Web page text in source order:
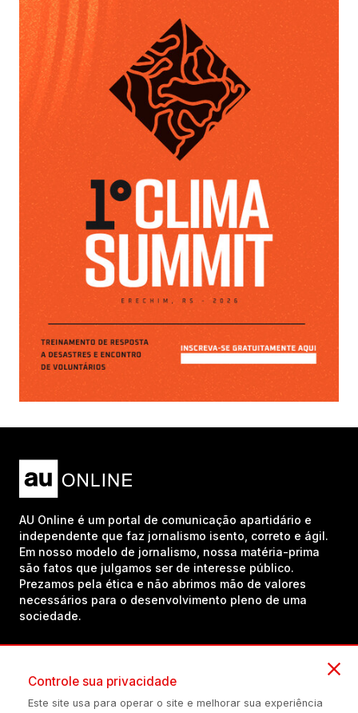
AU Online é um portal de comunicação apartidário e
independente que faz jornalismo isento, correto e ágil.
Em nosso modelo de jornalismo, nossa matéria-prima
são fatos que julgamos ser de interesse público.
Prezamos pela ética e não abrimos mão de valores
necessários para o desenvolvimento pleno de uma
sociedade.
Controle sua privacidade
Este site usa para operar o site e melhorar sua experiência